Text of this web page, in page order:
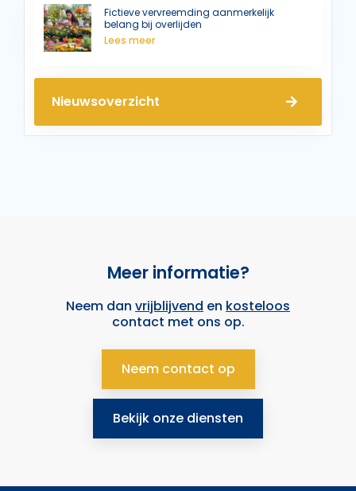
Fictieve vervreemding aanmerkelijk
belang bij overlijden
Lees meer
Nieuwsoverzicht
Meer informatie?
Neem dan vrijblijvend en kosteloos
contact met ons op.
Neem contact op
Bekijk onze diensten